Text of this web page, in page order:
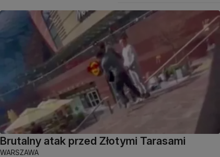
Brutalny atak przed Złotymi Tarasami
WARSZAWA